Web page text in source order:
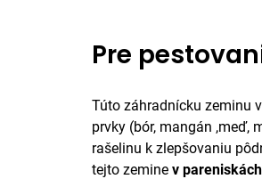
Pre
Túto záhradnícku zeminu
prvky (bór, mangán ,meď,
rašelinu k zlepšovaniu
tejto zemine v